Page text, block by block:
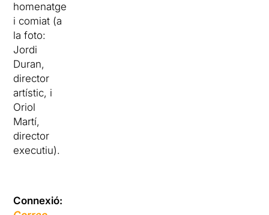
homenatge
i comiat (a
la foto:
Jordi
Duran,
director
artístic, i
Oriol
Martí,
director
executiu).
Connexió: